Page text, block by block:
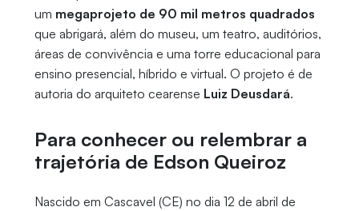
um megaprojeto de 90 mil metros quadrados
que abrigará, além do museu, um teatro, auditórios,
áreas de convivência e uma torre educacional para
ensino presencial, híbrido e virtual. O projeto é de
autoria do arquiteto cearense Luiz Deusdará.
Para conhecer ou relembrar a
trajetória de Edson Queiroz
Nascido em Cascavel (CE) no dia 12 de abril de